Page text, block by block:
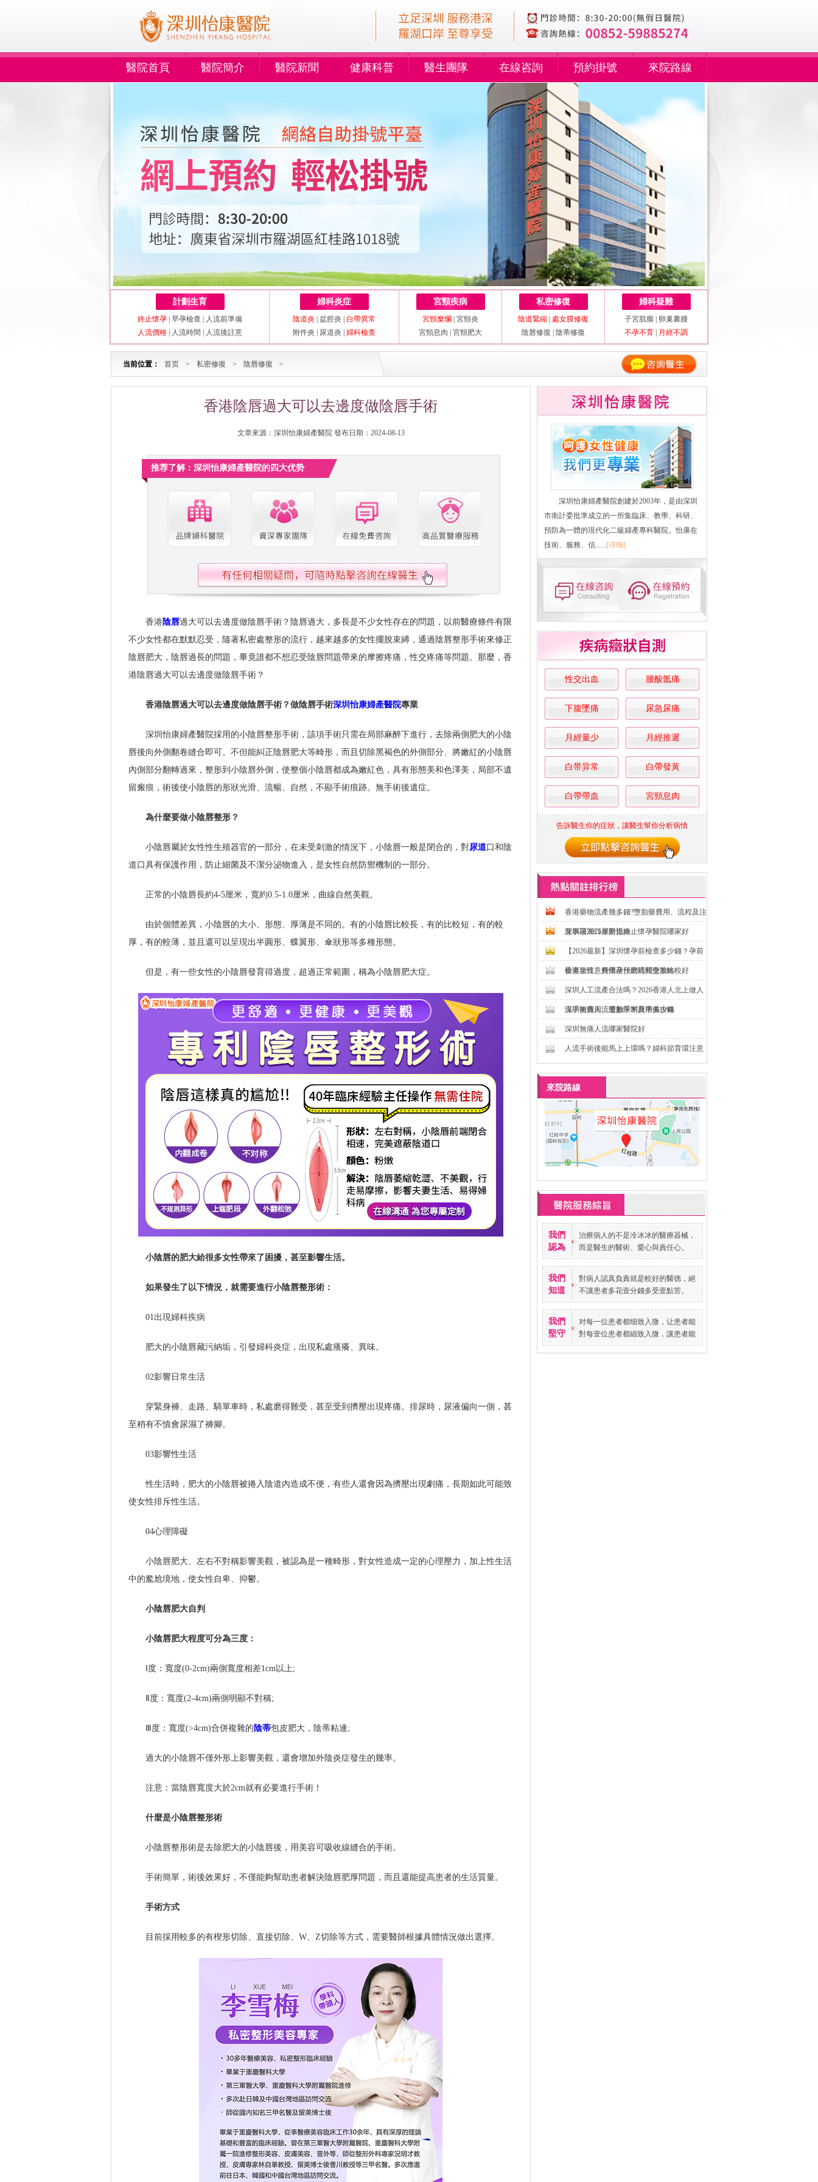
醫院首頁 醫院簡介 醫院新聞 健康科普 醫生團隊 在線咨詢 預約掛號 來院路線
計劃生育
終止懷孕 早孕檢查
人流前準備
人流價格
人流時間 人流後註意
婦科炎症
陰道炎 盆腔炎
白帶異常
附件炎
尿道炎 婦科檢查
宮頸疾病
宮頸糜爛
宮頸炎
宮頸息肉
宮頸肥大
私密修復
陰道緊縮
處女膜修復
陰唇修復
陰蒂修復
婦科疑難
子宮肌瘤
卵巢囊腫
不孕不育
月經不調
当前位置： 首页 > 私密修復 > 陰唇修復 >
香港陰唇過大可以去邊度做陰唇手術
文章來源：深圳怡康婦產醫院 發布日期：2024-08-13
推荐了解：深圳怡康婦產醫院的四大优势
香港陰唇過大可以去邊度做陰唇手術？陰唇過大，多長是不少女性存在的問題，以前醫療條件有限
不少女性都在默默忍受，隨著私密處整形的流行，越來越多的女性擺脫束縛，通過陰唇整形手術來修正
陰唇肥大，陰唇過長的問題，畢竟誰都不想忍受陰唇問題帶來的摩擦疼痛，性交疼痛等問題。那麼，香
港陰唇過大可以去邊度做陰唇手術？
香港陰唇過大可以去邊度做陰唇手術？做陰唇手術深圳怡康婦產醫院專業
深圳怡康婦產醫院採用的小陰唇整形手術，該項手術只需在局部麻醉下進行，去除兩側肥大的小陰
唇後向外側翻卷縫合即可。不但能糾正陰唇肥大等畸形，而且切除黑褐色的外側部分、將嫩紅的小陰唇
內側部分翻轉過來，整形到小陰唇外側，使整個小陰唇都成為嫩紅色，具有形態美和色澤美，局部不遺
留瘢痕，術後使小陰唇的形狀光滑、流暢、自然，不顯手術痕跡。無手術後遺症。
為什麼要做小陰唇整形？
小陰唇屬於女性性生殖器官的一部分，在未受刺激的情況下，小陰唇一般是閉合的，對尿道口和陰
道口具有保護作用，防止細菌及不潔分泌物進入，是女性自然防禦機制的一部分。
正常的小陰唇長約4-5厘米，寬約0.5-1.0厘米，曲線自然美觀。
由於個體差異，小陰唇的大小、形態、厚薄是不同的。有的小陰唇比較長，有的比較短，有的較
厚，有的較薄，並且還可以呈現出半圓形、蝶翼形、傘狀形等多種形態。
但是，有一些女性的小陰唇發育得過度，超過正常範圍，稱為小陰唇肥大症。
小陰唇的肥大給很多女性帶來了困擾，甚至影響生活。
如果發生了以下情況，就需要進行小陰唇整形術：
01出現婦科疾病
肥大的小陰唇藏污納垢，引發婦科炎症，出現私處瘙癢、異味。
02影響日常生活
穿緊身褲、走路、騎單車時，私處磨得難受，甚至受到擠壓出現疼痛。排尿時，尿液偏向一側，甚
至稍有不慎會尿濕了褲腳。
03影響性生活
性生活時，肥大的小陰唇被捲入陰道內造成不便，有些人還會因為擠壓出現劇痛，長期如此可能致
使女性排斥性生活。
04心理障礙
小陰唇肥大、左右不對稱影響美觀，被認為是一種畸形，對女性造成一定的心理壓力，加上性生活
中的尷尬境地，使女性自卑、抑鬱。
小陰唇肥大自判
小陰唇肥大程度可分為三度：
Ⅰ度：寬度(0-2cm)兩側寬度相差1cm以上;
Ⅱ度：寬度(2-4cm)兩側明顯不對稱;
Ⅲ度：寬度(>4cm)合併複雜的 陰蒂包皮肥大，陰蒂粘連;
過大的小陰唇不僅外形上影響美觀，還會增加外陰炎症發生的幾率。
注意：當陰唇寬度大於2cm就有必要進行手術！
什麼是小陰唇整形術
小陰唇整形術是去除肥大的小陰唇後，用美容可吸收線縫合的手術。
手術簡單，術後效果好，不僅能夠幫助患者解決陰唇肥厚問題，而且還能提高患者的生活質量。
手術方式
目前採用較多的有楔形切除、直接切除、W、Z切除等方式，需要醫師根據具體情況做出選擇。
深圳怡康婦產醫院創建於2003年，是由深圳
市衛計委批準成立的一所集臨床、教學、科研、
預防為一體的現代化二級婦產專科醫院。怡康在
技術、服務、信...... [详细]
性交出血 腰酸骶痛
下腹墜痛 尿急尿痛
月經量少 月經推遲
白带异常 白帶發黃
白帶帶血 宮頸息肉
告訴醫生你的症狀，讓醫生幫你分析病情
香港藥物流產幾多錢?墮胎藥費用、流程及注
意事項2026最新指南
深圳羅湖口岸附近終止懷孕醫院哪家好
【2026最新】深圳懷孕前檢查多少錢？孕前
檢查項目、費用及預約流程全攻略
香港女性意外懷孕什麼時間墮胎比較好
深圳人工流產合法嗎？2026香港人北上做人
流手術費用、週數限制及準備攻略
深圳無痛人流墮胎手术費用多少錢
深圳無痛人流哪家醫院好
人流手術後能馬上上環嗎？婦科節育環注意
來院路線
我們
認為
治療病人的不是冷冰冰的醫療器械，
而是醫生的醫術、愛心與責任心。
我們
知道
對病人認真負責就是較好的醫德，絕
不讓患者多花壹分錢多受壹點苦。
我們
堅守
对每一位患者都细致入微，让患者能
對每壹位患者都細致入微，讓患者能